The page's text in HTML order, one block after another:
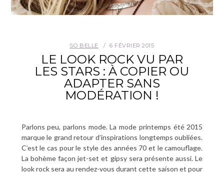
SO BELLE 6 FÉVRIER 2015
LE LOOK ROCK VU PAR
LES STARS : À COPIER OU
ADAPTER SANS
MODÉRATION !
Parlons peu, parlons mode. La mode printemps été 2015
marque le grand retour d’inspirations longtemps oubliées.
C’est le cas pour le style des années 70 et le camouflage.
La bohème façon jet-set et gipsy sera présente aussi. Le
look rock sera au rendez-vous durant cette saison et pour